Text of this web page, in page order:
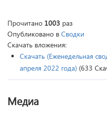
Прочитано 1003 раз
Опубликовано в Сводки
Скачать вложения:
Скачать (Еженедельная
апреля 2022 года) (633
Медиа